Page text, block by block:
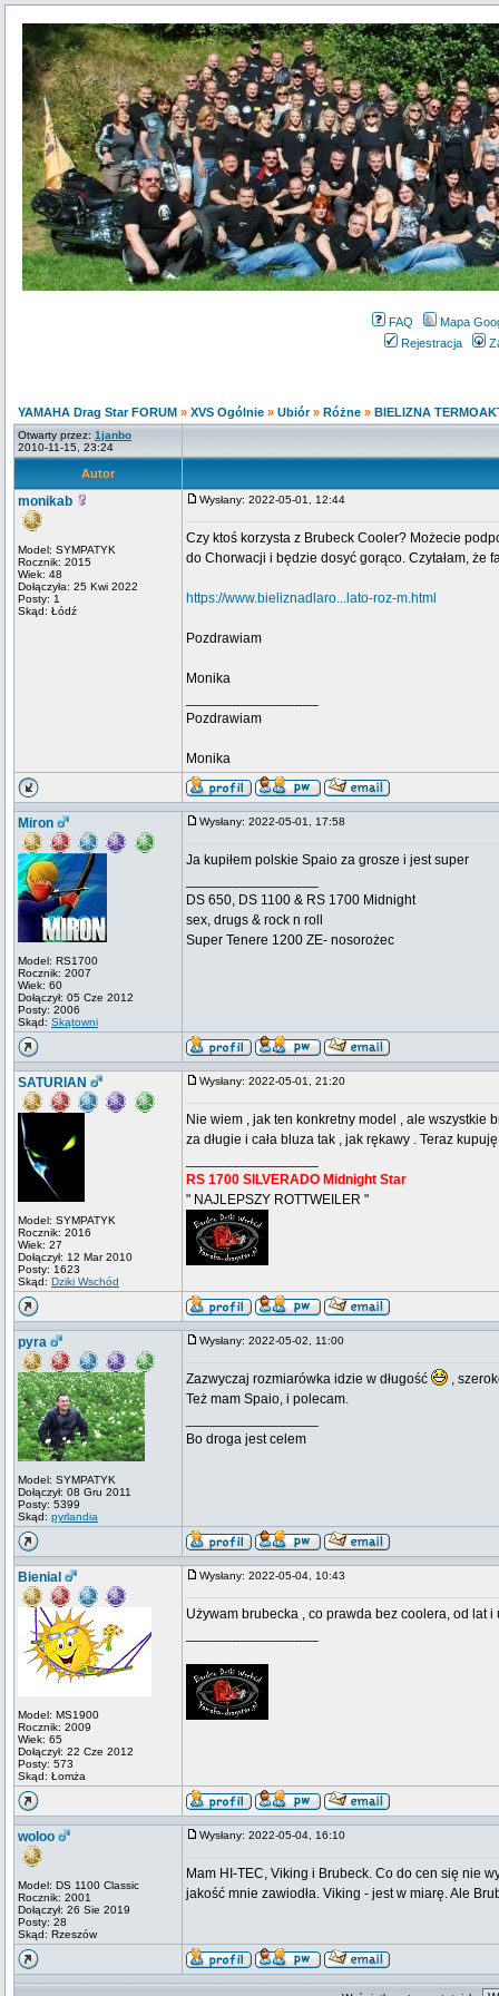
FAQ
Mapa
Rejestracja
YAMAHA Drag Star FORUM » XVS Ogólnie » Ubiór» Różne » BIELIZNA
Otwarty przez: 1janbo
2010-11-15, 23:24
Autor
monikab
Model: SYMPATYK
Rocznik: 2015
Wiek: 48
Dołączyła: 25 Kwi 2022
Posty: 1
Skąd: Łódź
Wysłany: 2022-05-01, 12:44
Czy ktoś korzysta z Brubeck Cooler? Możecie
do Chorwacji i będzie dosyć gorąco. Czytałam, że
https://www.bieliznadlaro...lato-roz-m.html
Pozdrawiam
Monika
Pozdrawiam
Monika
Miron
Model: RS1700
Rocznik: 2007
Wiek: 60
Dołączył: 05 Cze 2012
Posty: 2006
Skąd: Skątowni
Wysłany: 2022-05-01, 17:58
Ja kupiłem polskie Spaio za grosze i jest super
DS 650, DS 1100 & RS 1700 Midnight
sex, drugs & rock n roll
Super Tenere 1200 ZE- nosorożec
SATURIAN
Model: SYMPATYK
Rocznik: 2016
Wiek: 27
Dołączył: 12 Mar 2010
Posty: 1623
Skąd: Dziki Wschód
Wysłany: 2022-05-01, 21:20
Nie wiem , jak ten konkretny model , ale wszystkie
za długie i cała bluza tak , jak rękawy . Teraz
RS 1700 SILVERADO Midnight Star
" NAJLEPSZY ROTTWEILER "
pyra
Model: SYMPATYK
Dołączył: 08 Gru 2011
Posty: 5399
Skąd: pyrlandia
Wysłany: 2022-05-02, 11:00
Zazwyczaj rozmiarówka idzie w długość
,
Też mam Spaio, i polecam.
Bo droga jest celem
Bienial
Model: MS1900
Rocznik: 2009
Wiek: 65
Dołączył: 22 Cze 2012
Posty: 573
Skąd: Łomża
Wysłany: 2022-05-04, 10:43
Używam brubecka , co prawda bez coolera, od lat
woloo
Model: DS 1100 Classic
Rocznik: 2001
Dołączył: 26 Sie 2019
Posty: 28
Skąd: Rzeszów
Wysłany: 2022-05-04, 16:10
Mam HI-TEC, Viking i Brubeck. Co do cen się nie
jakość mnie zawiodła. Viking - jest w miarę. Ale